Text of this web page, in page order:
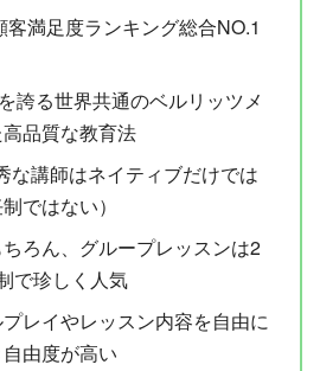
満足度ランキング総合NO.1
誇る世界共通のベルリッツメ
品質な教育法
な講師はネイティブだけでは
ではない）
ろん、グループレッスンは2
で珍しく人気
レイやレッスン内容を自由に
由度が高い